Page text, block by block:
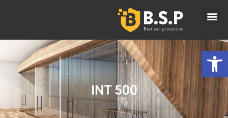
פתח סרגל נגישות
INT 500